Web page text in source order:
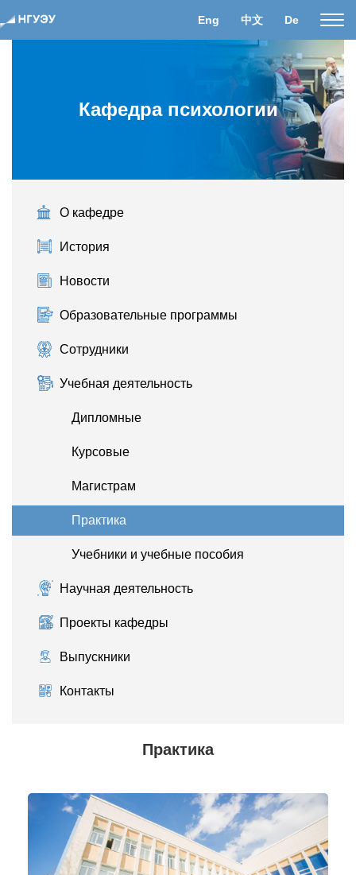
Eng 中文 De
Кафедра психологии
Практика
О кафедре
История
Новости
Образовательные программы
Сотрудники
Учебная деятельность
Дипломные
Курсовые
Магистрам
Практика
Учебники и учебные пособия
Научная деятельность
Проекты кафедры
Выпускники
Контакты